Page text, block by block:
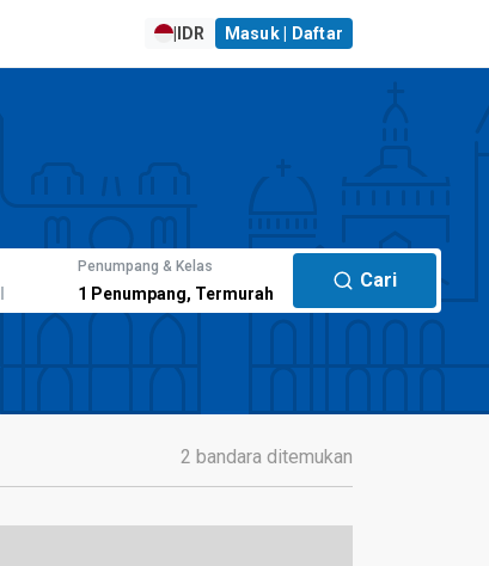
| IDR Masuk | Daftar
Penumpang & Kelas
1 Penumpang, Termurah
Cari
2 bandara ditemukan